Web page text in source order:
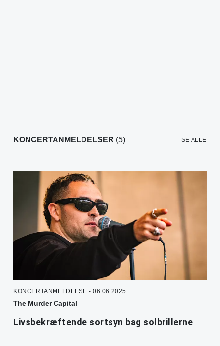
KONCERTANMELDELSER (5) SE ALLE
KONCERTANMELDELSE - 06.06.2025
The Murder Capital
Livsbekræftende sortsyn bag solbrillerne